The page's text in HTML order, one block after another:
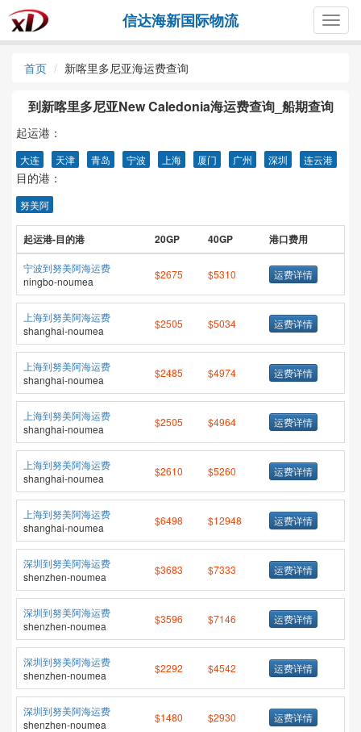
信达海新国际物流
首页 新喀里多尼亚海运费查询
到新喀里多尼亚New Caledonia海运费查询_船期查询
起运港：
大连 天津 青岛 宁波 上海 厦门 广州 深圳 连云港
目的港：
努美阿
起运港-目的港 20GP 40GP 港口费用
宁波到努美阿海运费
ningbo-noumea
$2675 $5310 运费详情
上海到努美阿海运费
shanghai-noumea
$2505 $5034 运费详情
上海到努美阿海运费
shanghai-noumea
$2485 $4974 运费详情
上海到努美阿海运费
shanghai-noumea
$2505 $4964 运费详情
上海到努美阿海运费
shanghai-noumea
$2610 $5260 运费详情
上海到努美阿海运费
shanghai-noumea
$6498 $12948 运费详情
深圳到努美阿海运费
shenzhen-noumea
$3683 $7333 运费详情
深圳到努美阿海运费
shenzhen-noumea
$3596 $7146 运费详情
深圳到努美阿海运费
shenzhen-noumea
$2292 $4542 运费详情
深圳到努美阿海运费
shenzhen-noumea
$1480 $2930 运费详情